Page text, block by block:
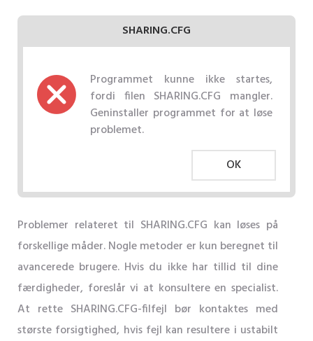
SHARING.CFG
Programmet kunne ikke startes,
fordi filen SHARING.CFG mangler.
Geninstaller programmet for at løse
problemet.
OK
Problemer relateret til SHARING.CFG kan løses på
forskellige måder. Nogle metoder er kun beregnet til
avancerede brugere. Hvis du ikke har tillid til dine
færdigheder, foreslår vi at konsultere en specialist.
At rette SHARING.CFG-filfejl bør kontaktes med
største forsigtighed, hvis fejl kan resultere i ustabilt